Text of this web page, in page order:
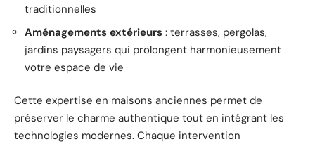
traditionnelles
Aménagements extérieurs : terrasses, pergolas,
jardins paysagers qui prolongent harmonieusement
votre espace de vie
Cette expertise en maisons anciennes permet de
préserver le charme authentique tout en intégrant les
technologies modernes. Chaque intervention